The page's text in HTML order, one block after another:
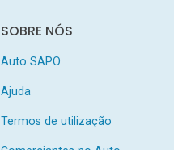
SOBRE NÓS
Auto SAPO
Ajuda
Termos de utilização